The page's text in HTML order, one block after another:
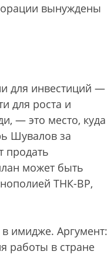
вынуждены
для инвестиций —
для роста и
— это место, куда
Шувалов за
продать
может быть
ТНК-BP,
имидже. Аргумент:
работы в стране